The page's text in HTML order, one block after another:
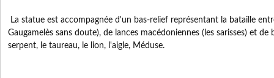
La statue est accompagnée d'un bas-relief représentant la bataille
Gaugamelès sans doute), de lances macédoniennes (les sarisses) et
serpent, le taureau, le lion, l'aigle, Méduse.